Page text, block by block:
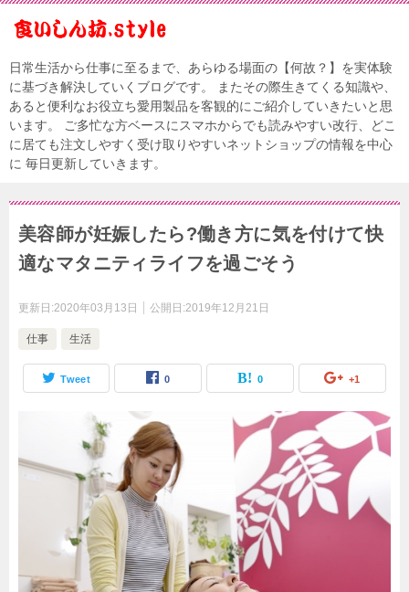
日常生活から仕事に至るまで、あらゆる場面の【何故？】を実体験
に基づき解決していくブログです。 またその際生きてくる知識や、
あると便利なお役立ち愛用製品を客観的にご紹介していきたいと思
います。 ご多忙な方ベースにスマホからでも読みやすい改行、どこ
に居ても注文しやすく受け取りやすいネットショップの情報を中心
に 毎日更新していきます。
美容師が妊娠したら?働き方に気を付けて快
適なマタニティライフを過ごそう
更新日:2020年03月13日 公開日:2019年12月21日
仕事 生活
Tweet 0 0 +1